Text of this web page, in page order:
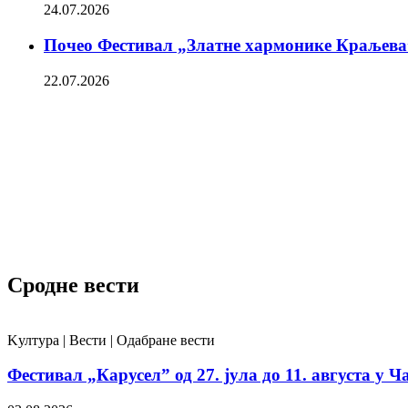
24.07.2026
Почео Фестивал „Златне хармонике
22.07.2026
Сродне вести
Kултура | Вести | Одабране вести
Фестивал „Карусел” од 27. јула до 11. августа у